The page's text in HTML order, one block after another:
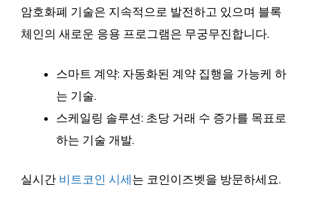
암호화폐 기술은 지속적으로 발전하고 있으며 블록
체인의 새로운 응용 프로그램은 무궁무진합니다.
스마트 계약: 자동화된 계약 집행을 가능케 하
는 기술.
스케일링 솔루션: 초당 거래 수 증가를 목표로
하는 기술 개발.
실시간 비트코인 시세 는 코인이즈벳을 방문하세요.